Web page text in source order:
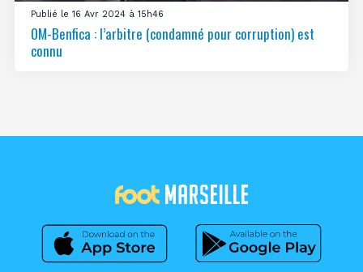
Publié le 16 Avr 2024 à 15h46
OM-Benfica : l’arbitre (condamné pour corruption) est
connu